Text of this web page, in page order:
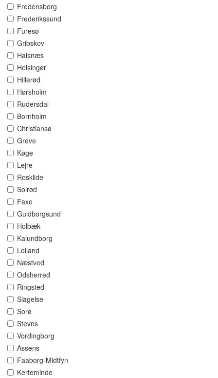
Fredensborg
Frederikssund
Furesø
Gribskov
Halsnæs
Helsingør
Hillerød
Hørsholm
Rudersdal
Bornholm
Christiansø
Greve
Køge
Lejre
Roskilde
Solrød
Faxe
Guldborgsund
Holbæk
Kalundborg
Lolland
Næstved
Odsherred
Ringsted
Slagelse
Sorø
Stevns
Vordingborg
Assens
Faaborg-Midtfyn
Kerteminde